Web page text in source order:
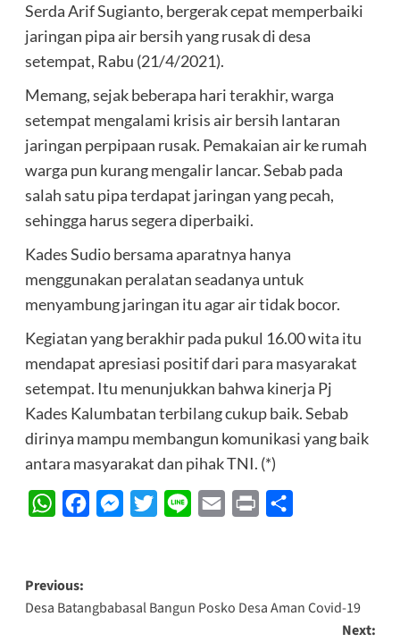
Serda Arif Sugianto, bergerak cepat memperbaiki
jaringan pipa air bersih yang rusak di desa
setempat, Rabu (21/4/2021).
Memang, sejak beberapa hari terakhir, warga
setempat mengalami krisis air bersih lantaran
jaringan perpipaan rusak. Pemakaian air ke rumah
warga pun kurang mengalir lancar. Sebab pada
salah satu pipa terdapat jaringan yang pecah,
sehingga harus segera diperbaiki.
Kades Sudio bersama aparatnya hanya
menggunakan peralatan seadanya untuk
menyambung jaringan itu agar air tidak bocor.
Kegiatan yang berakhir pada pukul 16.00 wita itu
mendapat apresiasi positif dari para masyarakat
setempat. Itu menunjukkan bahwa kinerja Pj
Kades Kalumbatan terbilang cukup baik. Sebab
dirinya mampu membangun komunikasi yang baik
antara masyarakat dan pihak TNI. (*)
WhatsAppFacebookMessenger
Twitter Line Email Print
Post
navigation
Previous:
Desa Batangbabasal Bangun Posko Desa Aman Covid-19
Next: